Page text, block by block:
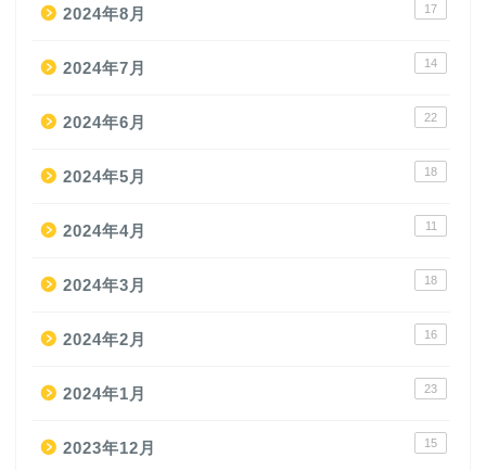
2024年8月 17
2024年7月 14
2024年6月 22
2024年5月 18
2024年4月 11
2024年3月 18
2024年2月 16
2024年1月 23
2023年12月 15